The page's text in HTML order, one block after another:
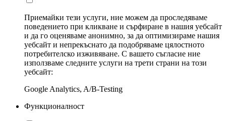
Приемайки тези услуги, ние можем да проследяваме
поведението при кликване и сърфиране в нашия уебсайт
и да го оценяваме анонимно, за да оптимизираме нашия
уебсайт и непрекъснато да подобряваме цялостното
потребителско изживяване. С вашето съгласие ние
използваме следните услуги на трети страни на този
уебсайт:
Google Analytics, A/B-Testing
Функционалност